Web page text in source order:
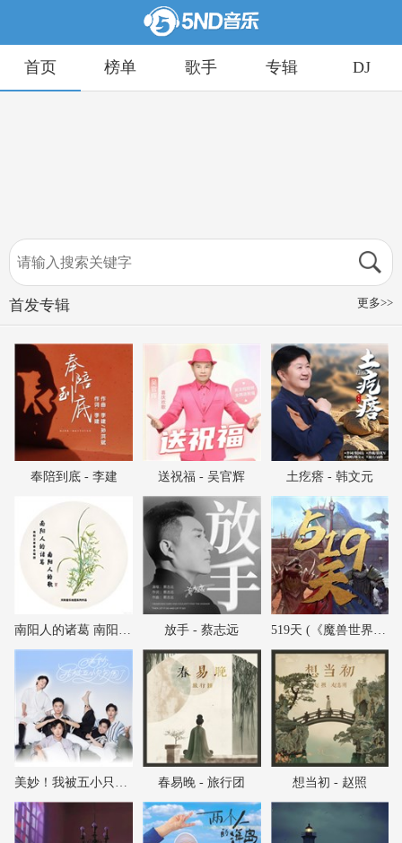
首页 榜单 歌手 专辑 DJ
更多>>
首发专辑
奉陪到底 - 李建 送祝福 - 吴官辉 土疙瘩 - 韩文元
放手 - 蔡志远
春易晚 - 旅行团 想当初 - 赵照